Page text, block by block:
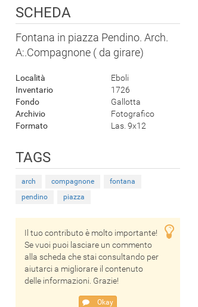
SCHEDA
Fontana in piazza Pendino. Arch.
A:.Compagnone ( da girare)
Località
Eboli
Inventario
1726
Fondo
Gallotta
Archivio
Fotografico
Formato
Las. 9x12
TAGS
arch compagnone
fontana
pendino
piazza
Il tuo contributo è molto importante!
Se vuoi puoi lasciare un commento
alla scheda che stai consultando per
aiutarci a migliorare il contenuto
delle informazioni. Grazie!
Okay